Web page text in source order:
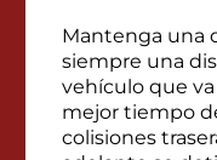
Mantenga una
siempre una
vehículo que
mejor tiempo
colisiones